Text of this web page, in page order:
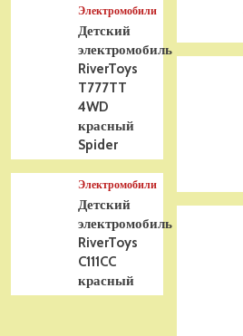
Электромобили
Детский
электромобиль
RiverToys
T777TT
4WD
красный
Spider
Электромобили
Детский
электромобиль
RiverToys
C111CC
красный